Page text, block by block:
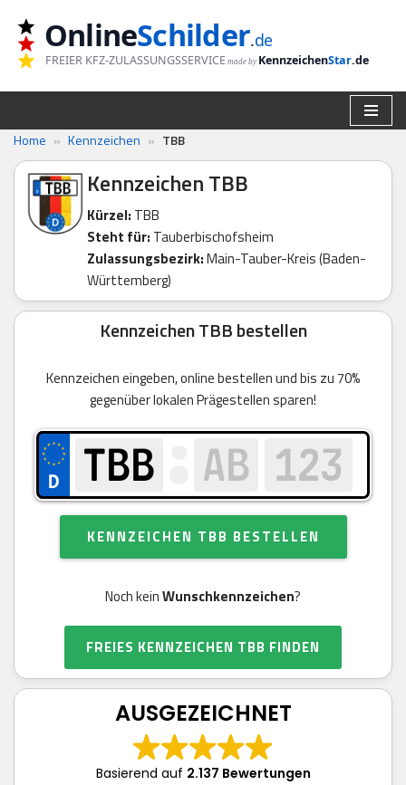
Zum
Inhalt
springen
OnlineSchilder.de
FREIER KFZ-ZULASSUNGSSERVICE made by KennzeichenStar.de
Home » Kennzeichen » TBB
Kennzeichen TBB
Kürzel: TBB
Steht für: Tauberbischofsheim
Zulassungsbezirk:Main-Tauber-Kreis (Baden-
Württemberg)
Kennzeichen TBB bestellen
Kennzeichen eingeben, online bestellen und bis zu 70%
gegenüber lokalen Prägestellen sparen!
KENNZEICHEN TBB BESTELLEN
Noch keinWunschkennzeichen?
FREIES KENNZEICHEN TBB FINDEN
AUSGEZEICHNET
Basierend auf 2.137 Bewertungen